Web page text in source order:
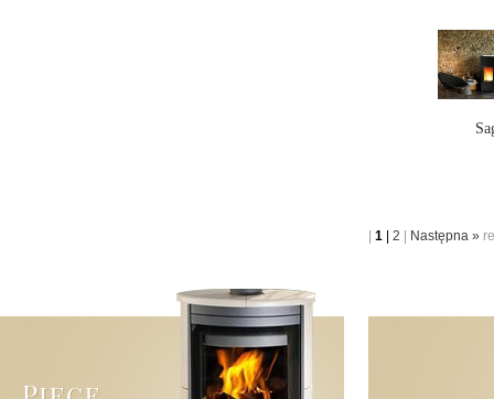
1 2 Następna »